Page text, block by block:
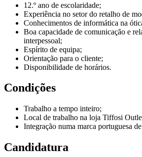
12.º ano de escolaridade;
Experiência no setor do retalho de
Conhecimentos de informática na
Boa capacidade de comunicação e
interpessoal;
Espírito de equipa;
Orientação para o cliente;
Disponibilidade de horários.
Condições
Trabalho a tempo inteiro;
Local de trabalho na loja Tiffosi
Integração numa marca portuguesa
Candidatura